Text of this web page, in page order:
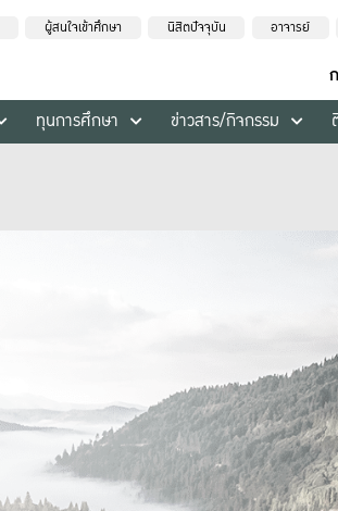
ผู้สนใจเข้าศึกษา นิสิตปัจจุบัน อาจารย์
ทุนการศึกษา ข่าวสาร/กิจกรรม